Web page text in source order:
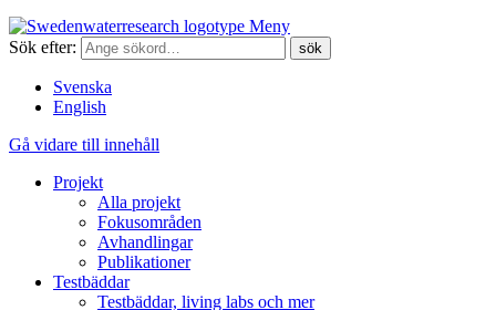
Meny
Sök efter:
Svenska
English
Gå vidare till innehåll
Projekt
Alla projekt
Fokusområden
Avhandlingar
Publikationer
Testbäddar
Testbäddar, living labs och mer